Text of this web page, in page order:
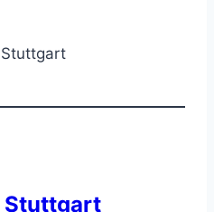
Stuttgart